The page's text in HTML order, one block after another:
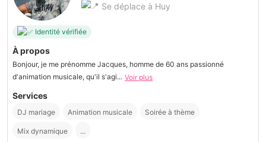
Se déplace à Huy
Identité vérifiée
À propos
Bonjour, je me prénomme Jacques, homme de 60 ans passionné
d'animation musicale, qu'il s'agi... Voir plus
Services
DJ mariage Animation musicale Soirée à thème
Mix dynamique ...